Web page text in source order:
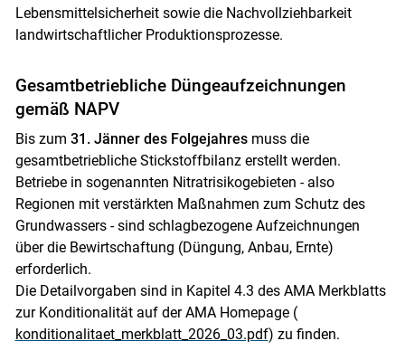
Lebensmittelsicherheit sowie die Nachvollziehbarkeit
landwirtschaftlicher Produktionsprozesse.
Gesamtbetriebliche Düngeaufzeichnungen
gemäß NAPV
Bis zum 31. Jänner des Folgejahresmuss die
gesamtbetriebliche Stickstoffbilanz erstellt werden.
Betriebe in sogenannten Nitratrisikogebieten - also
Regionen mit verstärkten Maßnahmen zum Schutz des
Grundwassers - sind schlagbezogene Aufzeichnungen
über die Bewirtschaftung (Düngung, Anbau, Ernte)
erforderlich.
Die Detailvorgaben sind in Kapitel 4.3 des AMA Merkblatts
zur Konditionalität auf der AMA Homepage (
konditionalitaet_merkblatt_2026_03.pdf) zu finden.